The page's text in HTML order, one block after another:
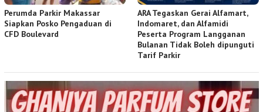
Perumda Parkir Makassar
Siapkan Posko Pengaduan di
CFD Boulevard
ARA Tegaskan Gerai Alfamart,
Indomaret, dan Alfamidi
Peserta Program Langganan
Bulanan Tidak Boleh dipunguti
Tarif Parkir